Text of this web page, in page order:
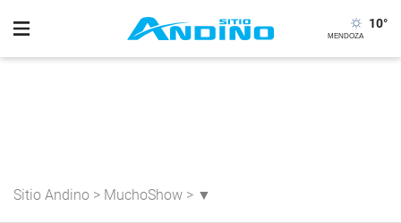
10°
Sitio Andino > MuchoShow > ▼